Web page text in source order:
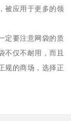
被应用于更多的领
定要注意网袋的质
不仅不耐用，而且
规的商场，选择正